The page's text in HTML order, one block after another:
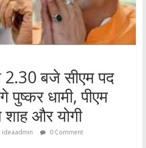
बजे सीएम पद
धामी, पीएम
शाह और योगी
ideaadmin 0 Comment